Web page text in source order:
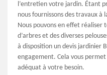
l’entretien votre jardin. Étant
nous fournissons des travaux
Nous pouvons en effet
d’arbres et des diverses
à disposition un devis jardinier
engagement. Cela vous
adéquat à votre besoin.